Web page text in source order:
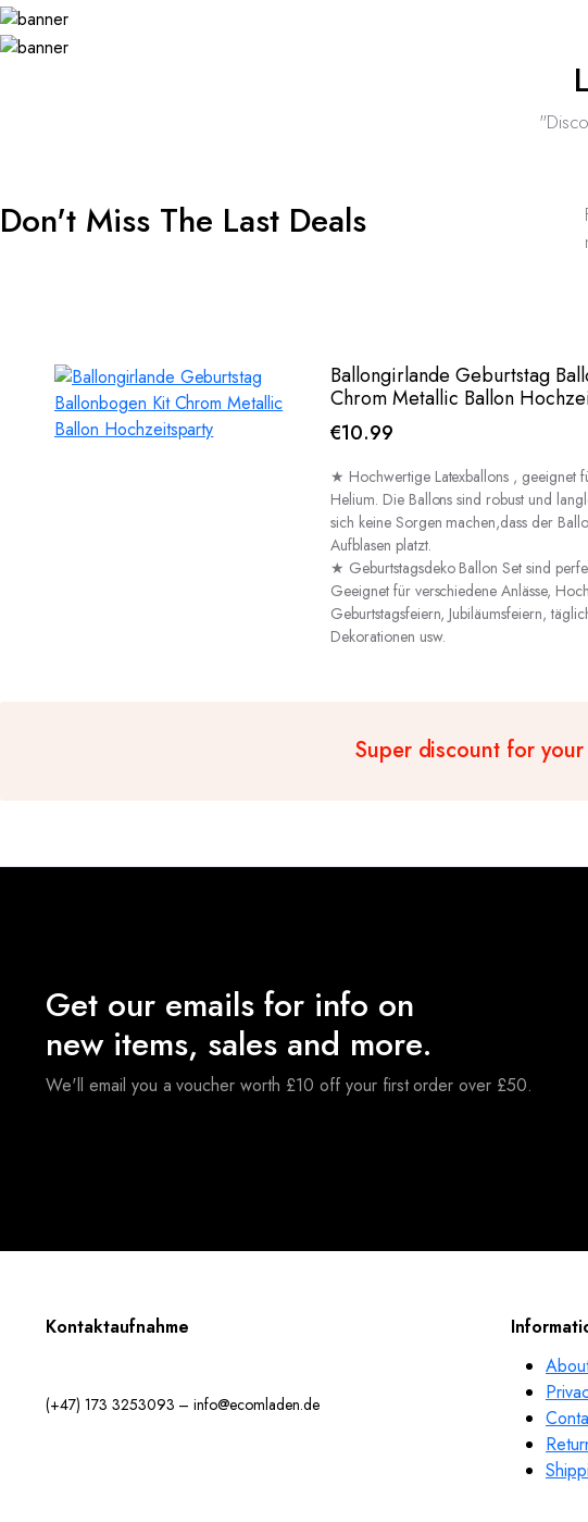
Don't Miss The Last Deals
Ballongirlande Geburtstag
Chrom Metallic Ballon
€10.99
★ Hochwertige Latexballons , geeignet
Helium. Die Ballons sind robust und
sich keine Sorgen machen,dass der
Aufblasen platzt.
★ Geburtstagsdeko Ballon Set sind
Geeignet für verschiedene Anlässe,
Geburtstagsfeiern, Jubiläumsfeiern,
Dekorationen usw.
Super discount for your
Get our emails for info on
new items, sales and more.
We'll email you a voucher worth £10 off your first order over £50.
Kontaktaufnahme
(+47) 173 3253093 – info@ecomladen.de